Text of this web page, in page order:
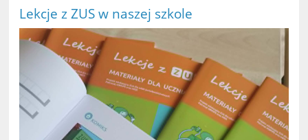
Lekcje z ZUS w naszej szkole